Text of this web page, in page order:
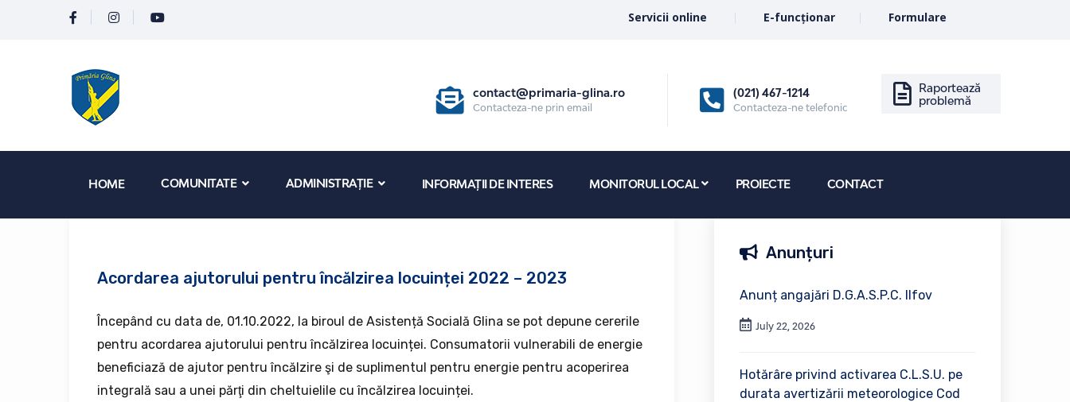
Servicii online E-funcționar Formulare
contact@primaria-glina.ro
Contacteza-ne prin email
(021) 467-1214
Contacteza-ne telefonic
Raportează
problemă
HOME COMUNITATE ADMINISTRAȚIE INFORMAȚII DE INTERES MONITORUL LOCAL PROIECTE CONTACT
Acordarea ajutorului pentru încălzirea locuinței 2022 – 2023
Începând cu data de, 01.10.2022, la biroul de Asistență Socială Glina se pot depune cererile
pentru acordarea ajutorului pentru încălzirea locuinței. Consumatorii vulnerabili de energie
beneficiază de ajutor pentru încălzire şi de suplimentul pentru energie pentru acoperirea
integrală sau a unei părţi din cheltuielile cu încălzirea locuinței.
Anunțuri
Anunț angajări D.G.A.S.P.C. Ilfov
July 22, 2026
Hotărâre privind activarea C.L.S.U. pe
durata avertizării meteorologice Cod